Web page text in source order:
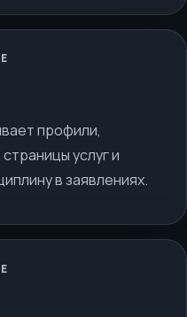
профили,
услуг и
в заявлениях.